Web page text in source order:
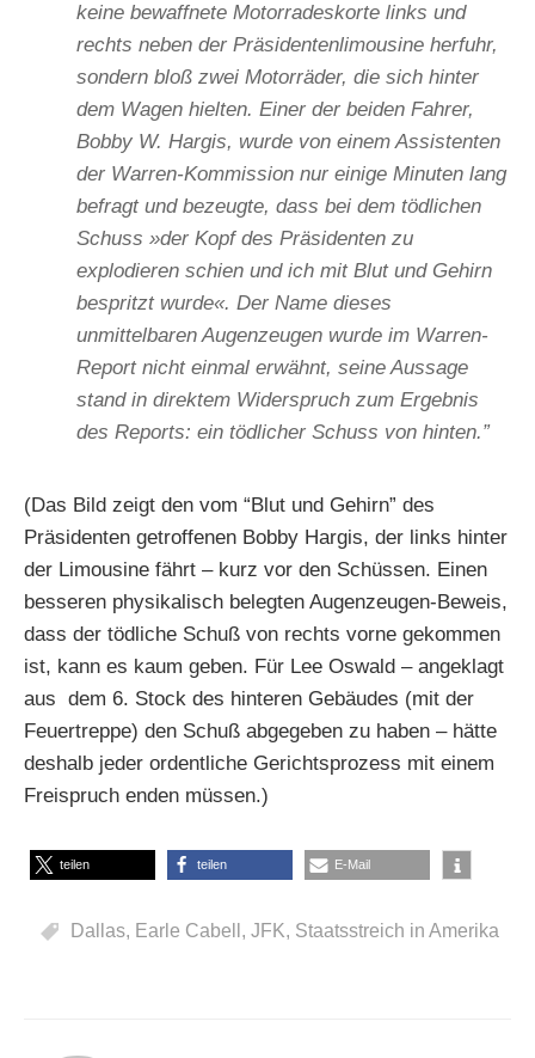
keine bewaffnete Motorradeskorte links und
rechts neben der Präsidentenlimousine herfuhr,
sondern bloß zwei Motorräder, die sich hinter
dem Wagen hielten. Einer der beiden Fahrer,
Bobby W. Hargis, wurde von einem Assistenten
der Warren-Kommission nur einige Minuten lang
befragt und bezeugte, dass bei dem tödlichen
Schuss »der Kopf des Präsidenten zu
explodieren schien und ich mit Blut und Gehirn
bespritzt wurde«. Der Name dieses
unmittelbaren Augenzeugen wurde im Warren-
Report nicht einmal erwähnt, seine Aussage
stand in direktem Widerspruch zum Ergebnis
des Reports: ein tödlicher Schuss von hinten.”
(Das Bild zeigt den vom “Blut und Gehirn” des
Präsidenten getroffenen Bobby Hargis, der links hinter
der Limousine fährt – kurz vor den Schüssen. Einen
besseren physikalisch belegten Augenzeugen-Beweis,
dass der tödliche Schuß von rechts vorne gekommen
ist, kann es kaum geben. Für Lee Oswald – angeklagt
aus dem 6. Stock des hinteren Gebäudes (mit der
Feuertreppe) den Schuß abgegeben zu haben – hätte
deshalb jeder ordentliche Gerichtsprozess mit einem
Freispruch enden müssen.)
teilen teilen E-Mail
Dallas, Earle Cabell , JFK, Staatsstreich in Amerika